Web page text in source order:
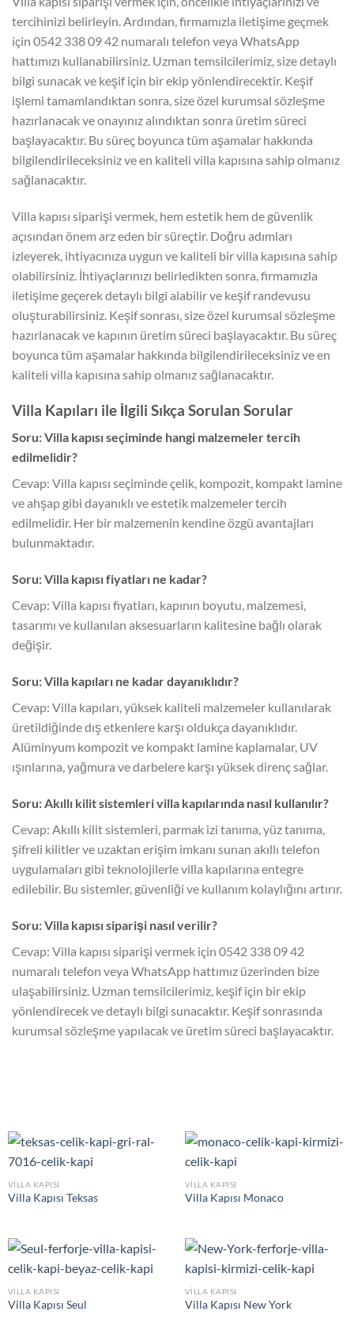
tercihinizi belirleyin. Ardından, firmamızla iletişime geçmek
için 0542 338 09 42 numaralı telefon veya WhatsApp
hattımızı kullanabilirsiniz. Uzman temsilcilerimiz, size detaylı
bilgi sunacak ve keşif için bir ekip yönlendirecektir. Keşif
işlemi tamamlandıktan sonra, size özel kurumsal sözleşme
hazırlanacak ve onayınız alındıktan sonra üretim süreci
başlayacaktır. Bu süreç boyunca tüm aşamalar hakkında
bilgilendirileceksiniz ve en kaliteli villa kapısına sahip olmanız
sağlanacaktır.
Villa kapısı siparişi vermek, hem estetik hem de güvenlik
açısından önem arz eden bir süreçtir. Doğru adımları
izleyerek, ihtiyacınıza uygun ve kaliteli bir villa kapısına sahip
olabilirsiniz. İhtiyaçlarınızı belirledikten sonra, firmamızla
iletişime geçerek detaylı bilgi alabilir ve keşif randevusu
oluşturabilirsiniz. Keşif sonrası, size özel kurumsal sözleşme
hazırlanacak ve kapının üretim süreci başlayacaktır. Bu süreç
boyunca tüm aşamalar hakkında bilgilendirileceksiniz ve en
kaliteli villa kapısına sahip olmanız sağlanacaktır.
Villa Kapıları ile İlgili Sıkça Sorulan Sorular
Soru: Villa kapısı seçiminde hangi malzemeler tercih
edilmelidir?
Cevap: Villa kapısı seçiminde çelik, kompozit, kompakt lamine
ve ahşap gibi dayanıklı ve estetik malzemeler tercih
edilmelidir. Her bir malzemenin kendine özgü avantajları
bulunmaktadır.
Soru: Villa kapısı fiyatları ne kadar?
Cevap: Villa kapısı fiyatları, kapının boyutu, malzemesi,
tasarımı ve kullanılan aksesuarların kalitesine bağlı olarak
değişir.
Soru: Villa kapıları ne kadar dayanıklıdır?
Cevap: Villa kapıları, yüksek kaliteli malzemeler kullanılarak
üretildiğinde dış etkenlere karşı oldukça dayanıklıdır.
Alüminyum kompozit ve kompakt lamine kaplamalar, UV
ışınlarına, yağmura ve darbelere karşı yüksek direnç sağlar.
Soru: Akıllı kilit sistemleri villa kapılarında nasıl kullanılır?
Cevap: Akıllı kilit sistemleri, parmak izi tanıma, yüz tanıma,
şifreli kilitler ve uzaktan erişim imkanı sunan akıllı telefon
uygulamaları gibi teknolojilerle villa kapılarına entegre
edilebilir. Bu sistemler, güvenliği ve kullanım kolaylığını artırır.
Soru: Villa kapısı siparişi nasıl verilir?
Cevap: Villa kapısı siparişi vermek için 0542 338 09 42
numaralı telefon veya WhatsApp hattımız üzerinden bize
ulaşabilirsiniz. Uzman temsilcilerimiz, keşif için bir ekip
yönlendirecek ve detaylı bilgi sunacaktır. Keşif sonrasında
kurumsal sözleşme yapılacak ve üretim süreci başlayacaktır.
VILLA KAPISI
Villa Kapısı Teksas
VILLA KAPISI
Villa Kapısı Monaco
VILLA KAPISI
Villa Kapısı Seul
VILLA KAPISI
Villa Kapısı New York